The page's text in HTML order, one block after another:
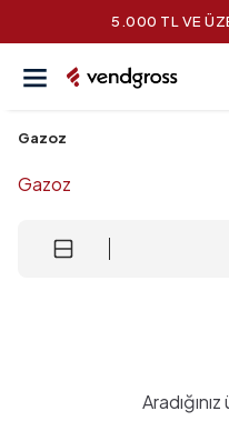
5.000 TL VE
Gazoz
Gazoz